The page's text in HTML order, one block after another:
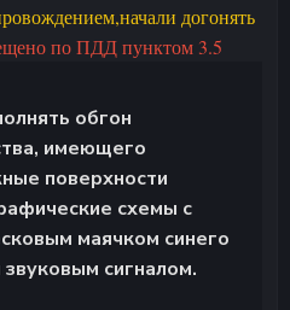
догонять
по ПДД пунктом 3.5
обгон
имеющего
поверхности
схемы с
маячком синего
сигналом.